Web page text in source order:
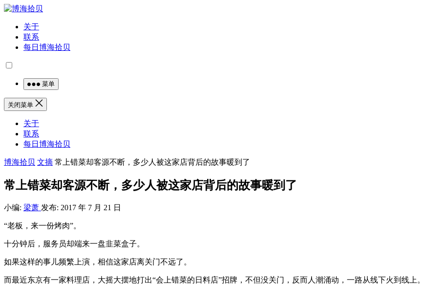
关于
联系
每日博海拾贝
菜单
关闭菜单
关于
联系
每日博海拾贝
博海拾贝 文摘 常上错菜却客源不断，多少人被这家店背后的故事暖到了
常上错菜却客源不断，多少人被这家店背后的故事暖到了
小编: 梁萧 发布: 2017 年 7 月 21 日
“老板，来一份烤肉”。
十分钟后，服务员却端来一盘韭菜盒子。
如果这样的事儿频繁上演，相信这家店离关门不远了。
而最近东京有一家料理店，大摇大摆地打出“会上错菜的日料店”招牌，不但没关门，反而人潮涌动，一路从线下火到线上。